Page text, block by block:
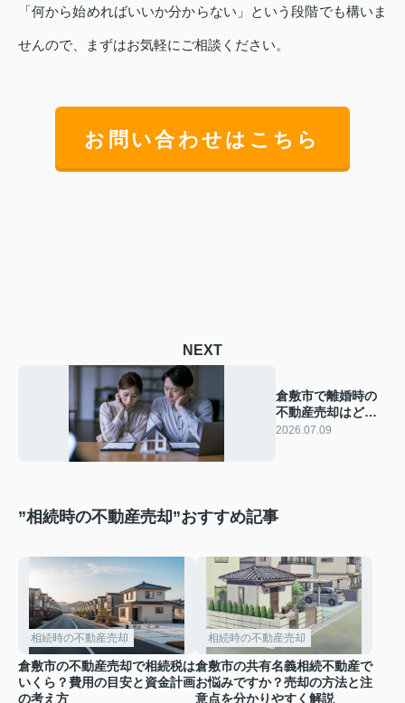
「何から始めればいいか分からない」という段階でも構いま
せんので、まずはお気軽にご相談ください。
お問い合わせはこちら
NEXT
倉敷市で離婚時の
不動産売却はどう
する？相談窓口の
2026.07.09
”相続時の不動産売却”おすすめ記事
相続時の不動産売却
倉敷市の不動産売却で相続税は
いくら？費用の目安と資金計画
の考え方
相続時の不動産売却
倉敷市の共有名義相続不動産で
お悩みですか？売却の方法と注
意点を分かりやすく解説